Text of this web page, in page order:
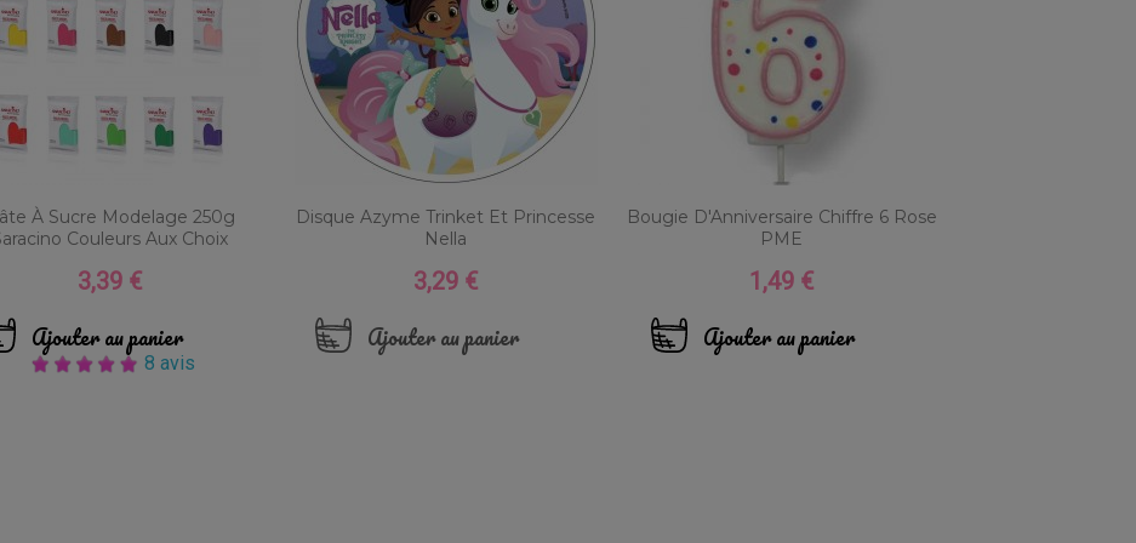
À Sucre Modelage 250g
Couleurs Aux Choix
Prix
3,39 €
Ajouter au panier
8 avis
Disque Azyme Trinket Et Princesse
Nella
Prix
3,29 €
Ajouter au panier
Bougie D'Anniversaire Chiffre 6 Rose
PME
Prix
1,49 €
Ajouter au panier